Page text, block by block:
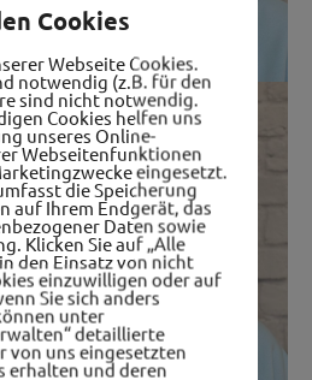
Cookies
Webseite Cookies.
notwendig (z.B. für den
sind nicht notwendig.
Cookies helfen uns
unseres Online-
Webseitenfunktionen
eingesetzt.
die Speicherung
auf Ihrem Endgerät, das
Daten sowie
Klicken Sie auf „Alle
den Einsatz von nicht
einzuwilligen oder auf
Sie sich anders
unter
detaillierte
von uns eingesetzten
erhalten und deren